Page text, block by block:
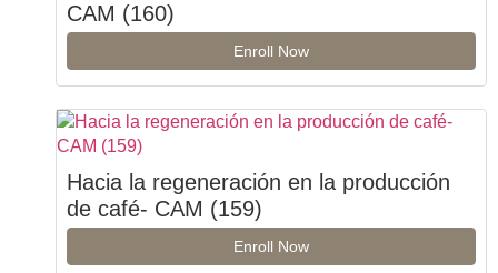
CAM (160)
Enroll Now
Hacia la regeneración en la producción
de café- CAM (159)
Enroll Now